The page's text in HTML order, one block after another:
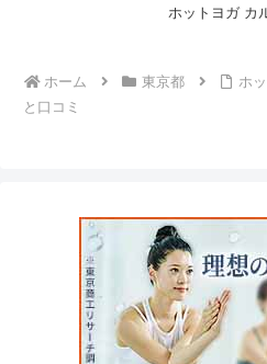
ホットヨガ カ
ホーム 東京都
ホ
と口コミ